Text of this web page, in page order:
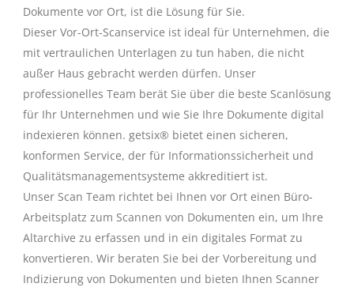
Dokumente vor Ort, ist die Lösung für Sie.
Dieser Vor-Ort-Scanservice ist ideal für Unternehmen, die
mit vertraulichen Unterlagen zu tun haben, die nicht
außer Haus gebracht werden dürfen. Unser
professionelles Team berät Sie über die beste Scanlösung
für Ihr Unternehmen und wie Sie Ihre Dokumente digital
indexieren können. getsix® bietet einen sicheren,
konformen Service, der für Informationssicherheit und
Qualitätsmanagementsysteme akkreditiert ist.
Unser Scan Team richtet bei Ihnen vor Ort einen Büro-
Arbeitsplatz zum Scannen von Dokumenten ein, um Ihre
Altarchive zu erfassen und in ein digitales Format zu
konvertieren. Wir beraten Sie bei der Vorbereitung und
Indizierung von Dokumenten und bieten Ihnen Scanner